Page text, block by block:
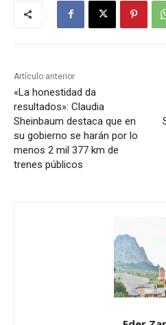
Artículo anterior
«La honestidad da
resultados»: Claudia
Sheinbaum destaca que en
su gobierno se harán por lo
menos 2 mil 377 km de
trenes públicos